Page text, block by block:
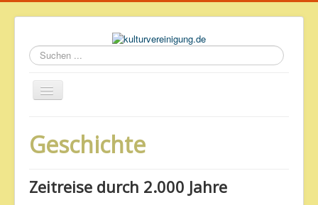
Suchen
...
Geschichte des Volkshauses
Impressum & Datenschutz
Geschichte
Zeitreise durch 2.000 Jahre